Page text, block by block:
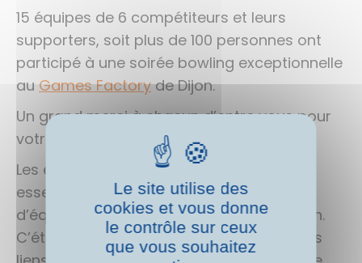
15 équipes de 6 compétiteurs et leurs
supporters, soit plus de 100 personnes ont
participé à une soirée bowling exceptionnelle
au Games Factoryde Dijon.
Un grand merci à chacun d’entre vous pour
votre présence et votre enthousiasme.
Les événements de Team Building sont
essentiels pour renforcer la cohésion
d’équipe, et hier soir n’a pas fait exception.
C’était l’occasion parfaite de renforcer les
Le site utilise des
cookies et vous donne
le contrôle sur ceux
que vous souhaitez